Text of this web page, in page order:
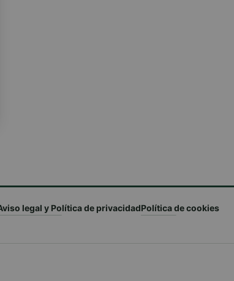
legal y Política de privacidadPolítica de cookies